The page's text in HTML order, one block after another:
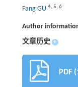
Fang GU 4, 5, 6
Author
文章历史 +
PDF